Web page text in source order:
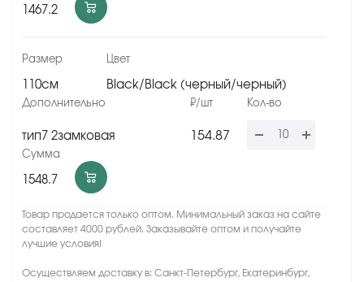
1467.2
110см Black/Black (черный/черный)
тип7 2замковая 154.87
1548.7
Товар продается только оптом. Минимальный заказ на сайте
составляет 4000 рублей. Заказывайте оптом и получайте
лучшие условия!
Осуществляем доставку в: Санкт-Петербург, Екатеринбург,